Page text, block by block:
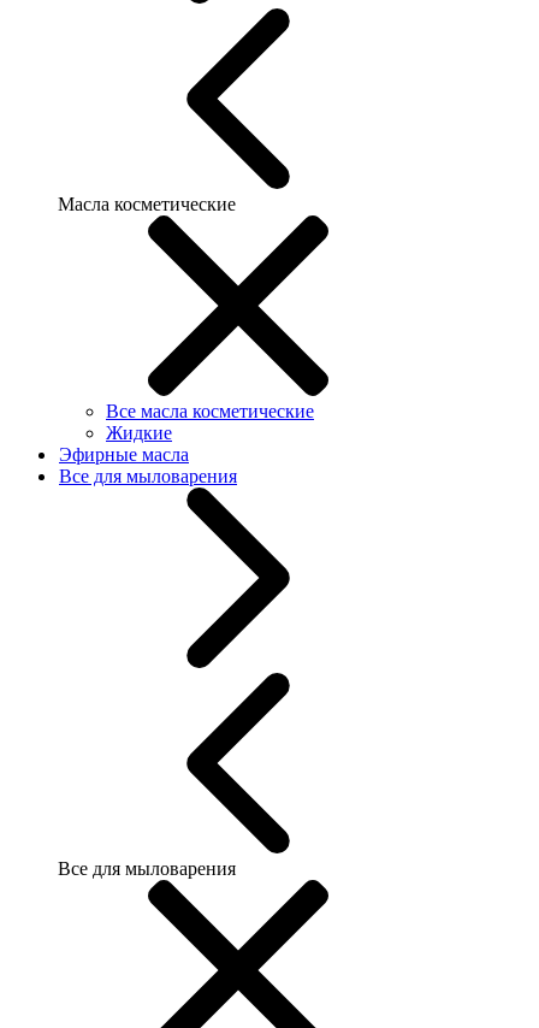
Масла косметические
Все масла косметические
Жидкие
Эфирные масла
Все для мыловарения
Все для мыловарения